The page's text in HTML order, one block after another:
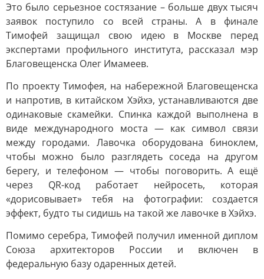
Это было серьезное состязание – больше двух тысяч
заявок поступило со всей страны. А в финале
Тимофей защищал свою идею в Москве перед
экспертами профильного института, рассказал мэр
Благовещенска Олег Имамеев.
По проекту Тимофея, на набережной Благовещенска
и напротив, в китайском Хэйхэ, устанавливаются две
одинаковые скамейки. Спинка каждой выполнена в
виде международного моста — как символ связи
между городами. Лавочка оборудована биноклем,
чтобы можно было разглядеть соседа на другом
берегу, и телефоном — чтобы поговорить. А ещё
через QR-код работает нейросеть, которая
«дорисовывает» тебя на фотографии: создается
эффект, будто ты сидишь на такой же лавочке в Хэйхэ.
Помимо серебра, Тимофей получил именной диплом
Союза архитекторов России и включен в
федеральную базу одаренных детей.